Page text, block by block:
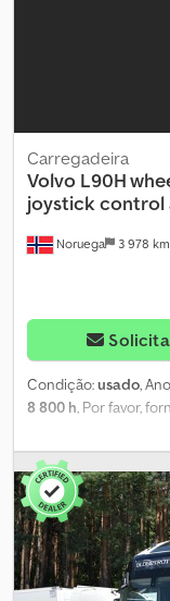
Noruega 3 978 km
Carregadeira
Volvo L90H
joystick control
Condição:usado,
8 800 h, Por favor,
solicitação: 23030
operação: aprox.
137 kW Lubrificação
Os pneus não estão
(ver fotos) Pneus de
de ré Ar
Carregadeira de
da carregadeira não